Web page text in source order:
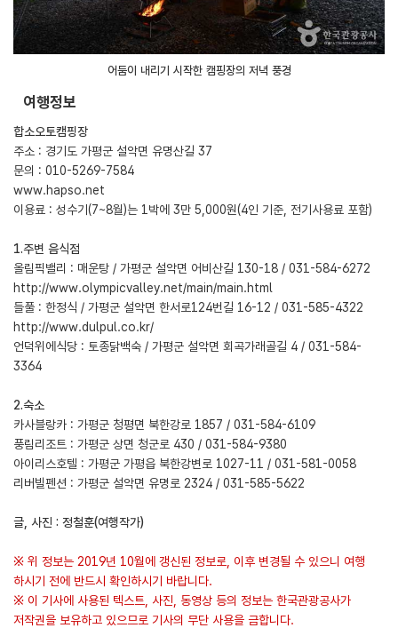
어둠이 내리기 시작한 캠핑장의 저녁 풍경
여행정보
합소오토캠핑장
주소 : 경기도 가평군 설악면 유명산길 37
문의 : 010-5269-7584
www.hapso.net
이용료 : 성수기(7~8월)는 1박에 3만 5,000원(4인 기준, 전기사용료 포함)
1.주변 음식점
올림픽밸리 : 매운탕 / 가평군 설악면 어비산길 130-18 / 031-584-6272
http://www.olympicvalley.net/main/main.html
들풀 : 한정식 / 가평군 설악면 한서로124번길 16-12 / 031-585-4322
http://www.dulpul.co.kr/
언덕위에식당 : 토종닭백숙 / 가평군 설악면 회곡가래골길 4 / 031-584-
3364
2.숙소
카사블랑카 : 가평군 청평면 북한강로 1857 / 031-584-6109
풍림리조트 : 가평군 상면 청군로 430 / 031-584-9380
아이리스호텔 : 가평군 가평읍 북한강변로 1027-11 / 031-581-0058
리버빌펜션 : 가평군 설악면 유명로 2324 / 031-585-5622
글, 사진 : 정철훈(여행작가)
※ 위 정보는 2019년 10월에 갱신된 정보로, 이후 변경될 수 있으니 여행
하시기 전에 반드시 확인하시기 바랍니다.
※ 이 기사에 사용된 텍스트, 사진, 동영상 등의 정보는 한국관광공사가
저작권을 보유하고 있으므로 기사의 무단 사용을 금합니다.